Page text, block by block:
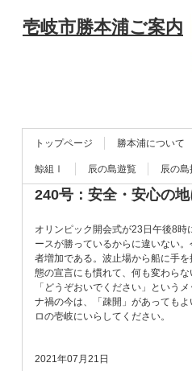
壱岐市勝本浦ご案内
トップページ 勝本浦について
鯨組Ⅰ 辰の島遊覧 辰の島
240号：安全・安心の
オリンピック開会式が23日午後8
ースが勝っているからに違いない
者増加である。波止場から船に手
態の宣言にも慣れて、何も変わら
「どうぞおいでください」という
ナ禍の今は、「疎開」があっても
ロの壱岐にいらしてください。
2021年07月21日